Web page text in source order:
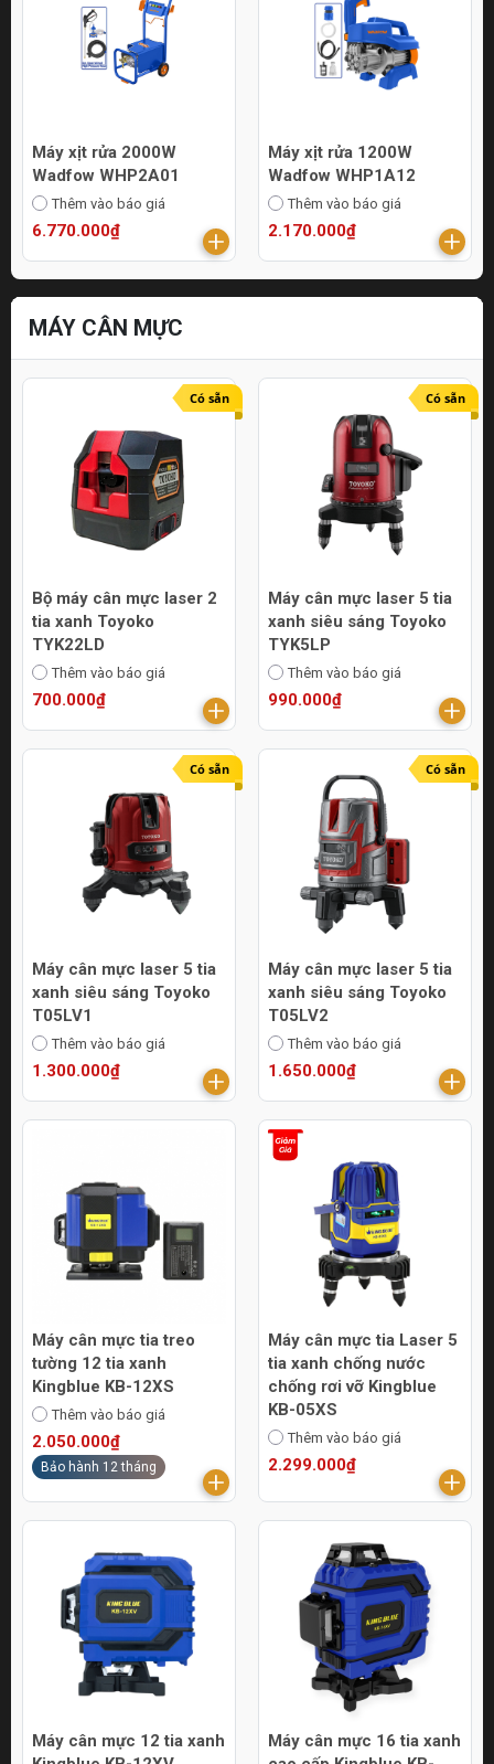
Máy xịt rửa 2000W
Wadfow WHP2A01
Thêm vào báo giá
6.770.000₫
Máy xịt rửa 1200W
Wadfow WHP1A12
Thêm vào báo giá
2.170.000₫
MÁY CÂN MỰC
Có sẵn
Bộ máy cân mực laser 2
tia xanh Toyoko
TYK22LD
Thêm vào báo giá
700.000₫
Có sẵn
Máy cân mực laser 5 tia
xanh siêu sáng Toyoko
TYK5LP
Thêm vào báo giá
990.000₫
Có sẵn
Máy cân mực laser 5 tia
xanh siêu sáng Toyoko
T05LV1
Thêm vào báo giá
1.300.000₫
Có sẵn
Máy cân mực laser 5 tia
xanh siêu sáng Toyoko
T05LV2
Thêm vào báo giá
1.650.000₫
Máy cân mực tia treo
tường 12 tia xanh
Kingblue KB-12XS
Thêm vào báo giá
2.050.000₫
Bảo hành 12 tháng
Máy cân mực tia Laser 5
tia xanh chống nước
chống rơi vỡ Kingblue
KB-05XS
Thêm vào báo giá
2.299.000₫
Máy cân mực 12 tia xanh
Máy cân mực 16 tia xanh